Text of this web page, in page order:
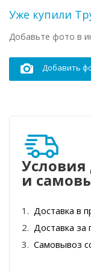
Уже купили
Добавьте фото в
Добавить
Условия
и
Доставка в
Доставка
Самовывоз